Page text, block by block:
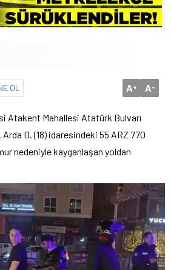
OL A+ A-
Atakent Mahallesi Atatürk Bulvarı
D. (18) idaresindeki 55 ARZ 770
nedeniyle kayganlaşan yoldan